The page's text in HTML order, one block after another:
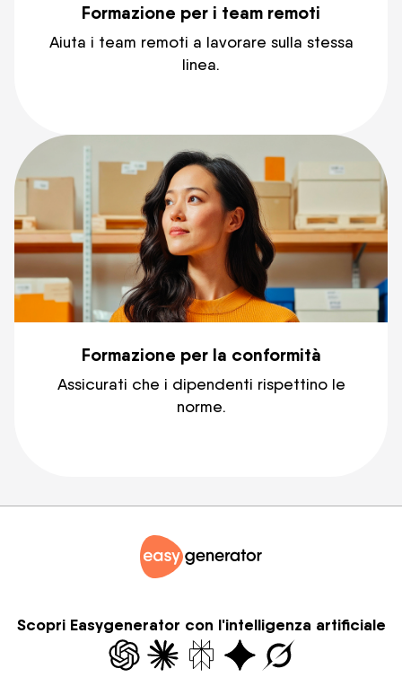
Formazione per i team remoti
Aiuta i team remoti a lavorare sulla stessa
linea.
Formazione per la conformità
Assicurati che i dipendenti rispettino le
norme.
Scopri Easygenerator con l'intelligenza artificiale